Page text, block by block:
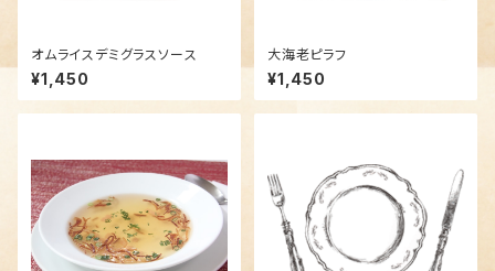
オムライスデミグラスソース
¥1,450
大海老ピラフ
¥1,450